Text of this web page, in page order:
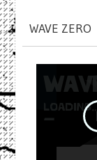
WAVE ZERO